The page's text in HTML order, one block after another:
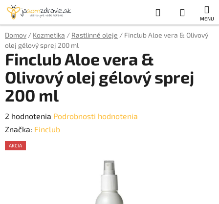
Prejsť
obsah
Hľadať
KOŠÍK
Domov / Kozmetika / Rastlinné oleje / Finclub Aloe vera & Olivový
olej gélový sprej 200 ml
Finclub Aloe vera &
Olivový olej gélový sprej
200 ml
Priemerné
hodnotenie
produktu
2 hodnotenia Podrobnosti hodnotenia
Značka: Finclub
AKCIA